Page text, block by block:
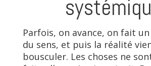
Parfois, on avance, on fait
du sens, et puis la réalité
bousculer. Les choses ne